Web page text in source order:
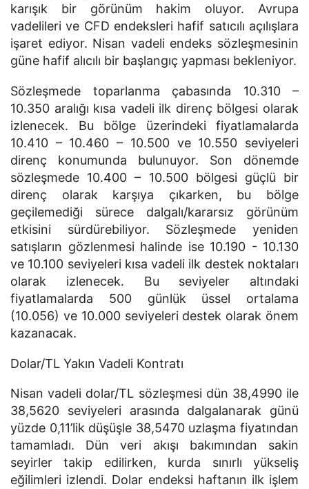
karışık bir görünüm hakim oluyor. Avrupa
vadelileri ve CFD endeksleri hafif satıcılı açılışlara
işaret ediyor. Nisan vadeli endeks sözleşmesinin
güne hafif alıcılı bir başlangıç yapması bekleniyor.
Sözleşmede toparlanma çabasında 10.310 –
10.350 aralığı kısa vadeli ilk direnç bölgesi olarak
izlenecek. Bu bölge üzerindeki fiyatlamalarda
10.410 – 10.460 – 10.500 ve 10.550 seviyeleri
direnç konumunda bulunuyor. Son dönemde
sözleşmede 10.400 – 10.500 bölgesi güçlü bir
direnç olarak karşıya çıkarken, bu bölge
geçilemediği sürece dalgalı/kararsız görünüm
etkisini sürdürebiliyor. Sözleşmede yeniden
satışların gözlenmesi halinde ise 10.190 - 10.130
ve 10.100 seviyeleri kısa vadeli ilk destek noktaları
olarak izlenecek. Bu seviyeler altındaki
fiyatlamalarda 500 günlük üssel ortalama
(10.056) ve 10.000 seviyeleri destek olarak önem
kazanacak.
Dolar/TL Yakın Vadeli Kontratı
Nisan vadeli dolar/TL sözleşmesi dün 38,4990 ile
38,5620 seviyeleri arasında dalgalanarak günü
yüzde 0,11’lik düşüşle 38,5470 uzlaşma fiyatından
tamamladı. Dün veri akışı bakımından sakin
seyirler takip edilirken, kurda sınırlı yükseliş
eğilimleri izlendi. Dolar endeksi haftanın ilk işlem